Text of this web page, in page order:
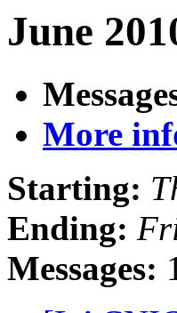
June
More
Starting:
Ending:
Messages: